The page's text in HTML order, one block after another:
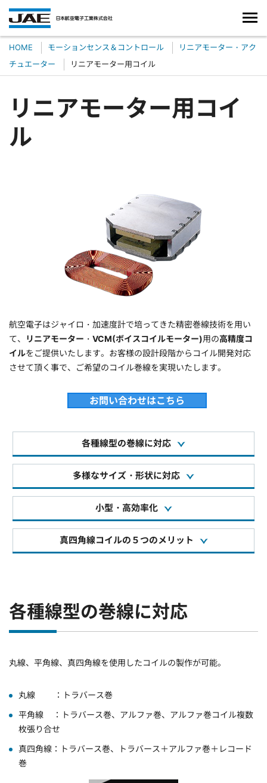
HOME モーションセンス＆コントロール
リニアモーター・アク
チュエーター
リニアモーター用コイル
リニアモーター用コイ
ル
航空電子はジャイロ・加速度計で培ってきた精密巻線技術を用い
て、
リニアモーター ・ VCM(ボイスコイルモーター)用の高精度コ
イルをご提供いたします。お客様の設計段階からコイル開発対応
させて頂く事で、ご希望のコイル巻線を実現いたします。
お問い合わせはこちら
各種線型の巻線に対応
多様なサイズ・形状に対応
小型・高効率化
真四角線コイルの５つのメリット
各種線型の巻線に対応
丸線、平角線、真四角線を使用したコイルの製作が可能。
丸線 ：トラバース巻
平角線 ：トラバース巻、アルファ巻、アルファ巻コイル複数
枚張り合せ
真四角線：トラバース巻、トラバース＋アルファ巻＋レコード
巻